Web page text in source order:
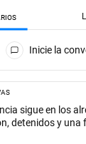
Inicie la
los artículos con
con el título
sigue en los
detenidos y